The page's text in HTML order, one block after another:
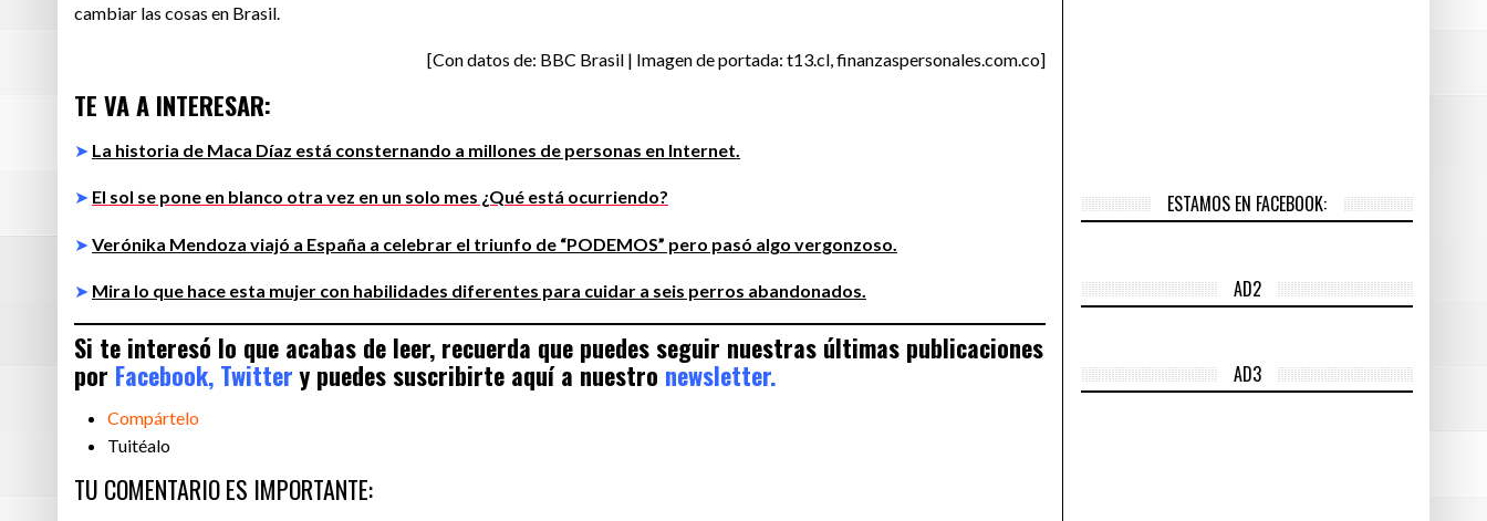
cambiar las cosas en Brasil.
[Con datos de: BBC Brasil | Imagen de portada: t13.cl, finanzaspersonales.com.co]
TE VA A INTERESAR:
➤ La historia de Maca Díaz está consternando a millones de personas en Internet.
➤ El sol se pone en blanco otra vez en un solo mes ¿Qué está ocurriendo?
➤ Verónika Mendoza viajó a España a celebrar el triunfo de “PODEMOS” pero pasó algo vergonzoso.
➤ Mira lo que hace esta mujer con habilidades diferentes para cuidar a seis perros abandonados.
Si te interesó lo que acabas de leer, recuerda que puedes seguir nuestras últimas publicaciones
por Facebook, Twitter y puedes suscribirte aquí a nuestro newsletter.
Compártelo
Tuitéalo
TU COMENTARIO ES IMPORTANTE:
ESTAMOS EN FACEBOOK:
AD2
AD3